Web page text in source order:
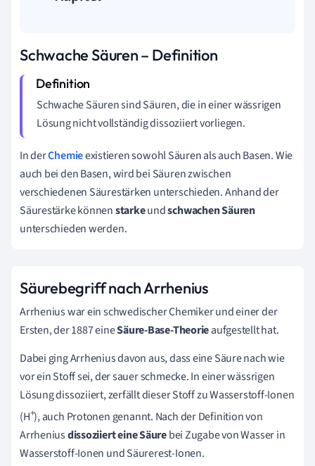
Schwache Säuren – Definition
Schwache Säuren sind Säuren, die in einer wässrigen
Lösung nicht vollständig dissoziiert vorliegen.
In derChemieexistieren sowohl Säuren als auch Basen. Wie
auch bei den Basen, wird bei Säuren zwischen
verschiedenen Säurestärken unterschieden. Anhand der
Säurestärke könnenstarkeundschwachen Säuren
unterschieden werden.
Säurebegriff nach Arrhenius
Arrhenius war ein schwedischer Chemiker und einer der
Ersten, der 1887 eineSäure-Base-Theorieaufgestellt hat.
Dabei ging Arrhenius davon aus, dass eine Säure nach wie
vor ein Stoff sei, der sauer schmecke. In einer wässrigen
Lösung dissoziiert, zerfällt dieser Stoff zu Wasserstoff-Ionen
(H+), auch Protonen genannt. Nach der Definition von
Arrheniusdissoziiert eine Säurebei Zugabe von Wasser in
Wasserstoff-Ionen und Säurerest-Ionen.